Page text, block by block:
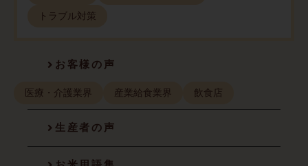
トラブル対策
お客様の声
医療・介護業界 産業給食業界 飲食店
生産者の声